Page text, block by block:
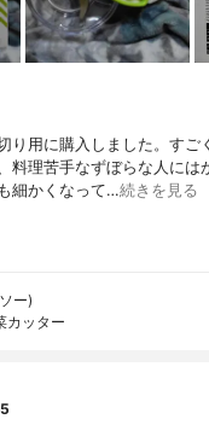
り用に購入しました。す
料理苦手なずぼらな人には
細かくなって…続きを見る
ー)
カッター